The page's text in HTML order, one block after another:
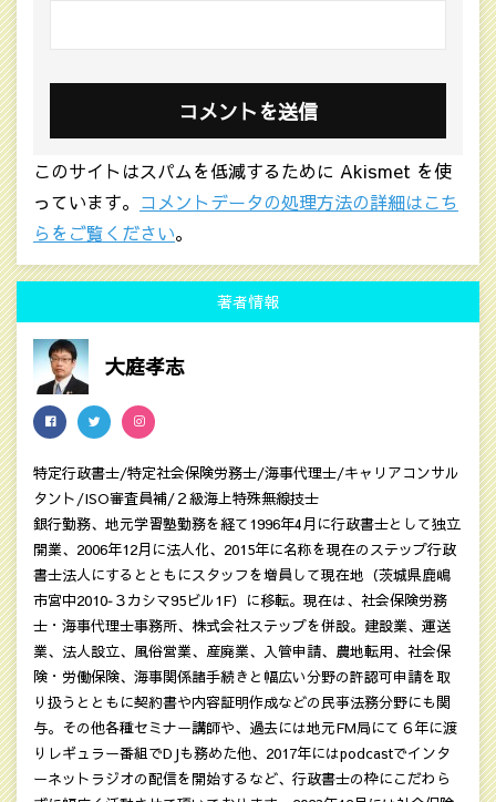
このサイトはスパムを低減するために Akismet を使
っています。 コメントデータの処理方法の詳細はこち
らをご覧ください。
著者情報
大庭孝志
特定行政書士/特定社会保険労務士/海事代理士/キャリアコンサル
タント/ISO審査員補/２級海上特殊無線技士
銀行勤務、地元学習塾勤務を経て1996年4月に行政書士として独立
開業、2006年12月に法人化、2015年に名称を現在のステップ行政
書士法人にするとともにスタッフを増員して現在地（茨城県鹿嶋
市宮中2010‐３カシマ95ビル1F）に移転。現在は、社会保険労務
士・海事代理士事務所、株式会社ステップを併設。建設業、運送
業、法人設立、風俗営業、産廃業、入管申請、農地転用、社会保
険・労働保険、海事関係諸手続きと幅広い分野の許認可申請を取
り扱うとともに契約書や内容証明作成などの民亊法務分野にも関
与。その他各種セミナー講師や、過去には地元FM局にて６年に渡
りレギュラー番組でDJも務めた他、2017年にはpodcastでインタ
ーネットラジオの配信を開始するなど、行政書士の枠にこだわら